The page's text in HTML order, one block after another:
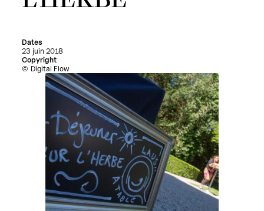
Dates
23 juin 2018
Copyright
Digital Flow